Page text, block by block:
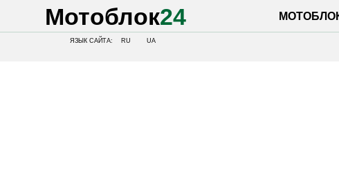
Мотоблок24 МОТОБЛОКИ
ЯЗЫК САЙТА: